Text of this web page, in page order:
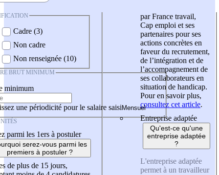
Cadre (3)
Non cadre
Non renseignée (10)
BRUT MINIMUM
minimum
une périodicité pour le salaire saisi
parmi les 1ers à postuler
serez-vous parmi les
premiers à postuler ?
de plus de 15 jours,
par France travail,
Cap emploi et ses
partenaires pour ses
actions concrètes en
faveur du recrutement,
de l’intégration et de
l’accompagnement de
ses collaborateurs en
situation de handicap.
Pour en savoir plus,
consultez cet article.
Entreprise adaptée
Qu'est-ce qu'une
entreprise adaptée
?
L'entreprise adaptée
permet à un travailleur